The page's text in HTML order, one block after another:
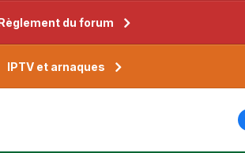
du forum
IPTV et arnaques